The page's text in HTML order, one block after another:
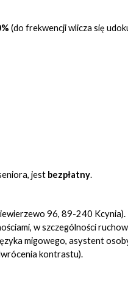
(do frekwencji wlicza się
jest bezpłatny.
96, 89-240 Kcynia).
w szczególności
migowego, asystent
kontrastu).